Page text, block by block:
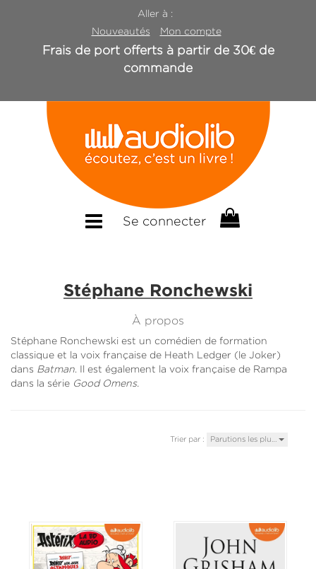
Aller à :
Nouveautés
Mon compte
Frais de port offerts à partir de 30€ de
commande
Se connecter
Stéphane Ronchewski
À propos
Stéphane Ronchewski est un comédien de formation
classique et la voix française de Heath Ledger (le Joker)
dans Batman. Il est également la voix française de Rampa
dans la série Good Omens.
Trier par : Parutions les plu…